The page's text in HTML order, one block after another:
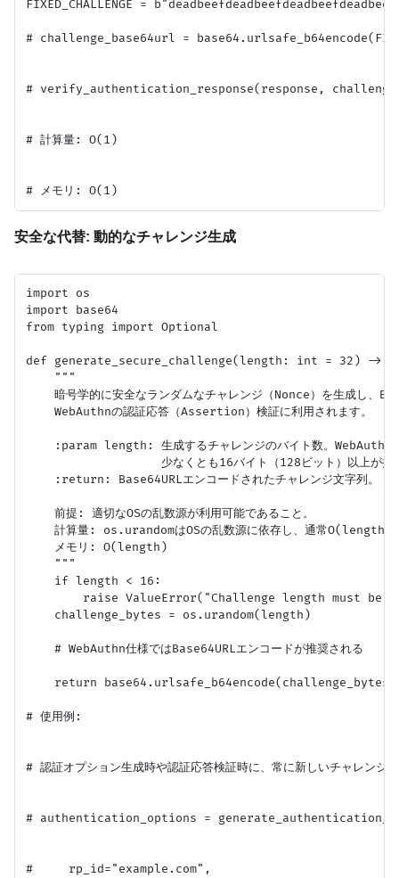
FIXED_CHALLENGE =
# challenge_base64url =
# verify_authentication_response(response,
# 計算量: O(1)
安全な代替: 動的なチャレンジ生成
import os
import base64
from typing import Optional
def generate_secure_challenge(length: int = 32) ->
    """
暗号学的に安全なランダムなチャレンジ（Nonce）を生成し、
    WebAuthnの認証応答（Assertion）検証に利用されます。
:param length: 生成するチャレンジのバイト数。WebAuthnの
少なくとも16バイト（128ビット）以上が推
    :return: Base64URLエンコードされたチャレンジ文字列。
    前提: 適切なOSの乱数源が利用可能であること。
計算量: os.urandomはOSの乱数源に依存し、通常
    メモリ: O(length)
    """
    if length < 16:
raise ValueError("Challenge length must be
    challenge_bytes = os.urandom(length)
    # WebAuthn仕様ではBase64URLエンコードが推奨される
return
# 使用例:
# 認証オプション生成時や認証応答検証時に、常に新しいチャレンジ
# authentication_options =
#     rp_id="example.com",